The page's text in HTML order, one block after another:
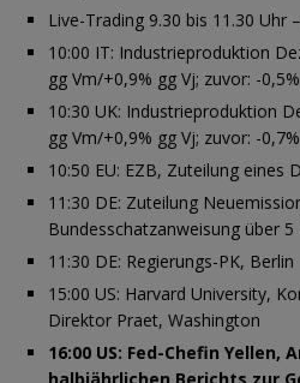
Live-Trading 9.30 bis 11.30 Uhr –
10:00 IT: Industrieproduktion
gg Vm/+0,9% gg Vj; zuvor: -
10:30 UK: Industrieproduktion
gg Vm/+0,9% gg Vj; zuvor: -
10:50 EU: EZB, Zuteilung eines
11:30 DE: Zuteilung
Bundesschatzanweisung über 5
11:30 DE: Regierungs-PK, Berlin
15:00 US: Harvard University,
Direktor Praet, Washington
16:00 US: Fed-Chefin Yellen,